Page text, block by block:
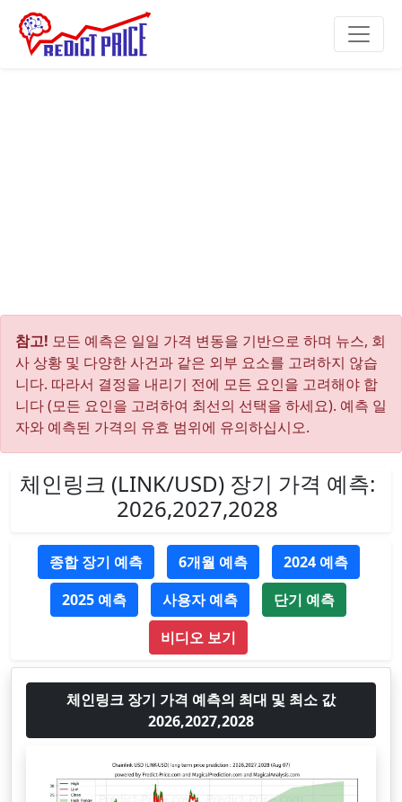
참고! 모든 예측은 일일 가격 변동을 기반으로 하며 뉴스, 회
사 상황 및 다양한 사건과 같은 외부 요소를 고려하지 않습
니다. 따라서 결정을 내리기 전에 모든 요인을 고려해야 합
니다 (모든 요인을 고려하여 최선의 선택을 하세요). 예측 일
자와 예측된 가격의 유효 범위에 유의하십시오.
체인링크 (LINK/USD) 장기 가격 예측:
2026,2027,2028
종합 장기 예측 6개월 예측
2024 예측
2025 예측
사용자 예측
단기 예측
비디오 보기
체인링크 장기 가격 예측의 최대 및 최소 값
2026,2027,2028